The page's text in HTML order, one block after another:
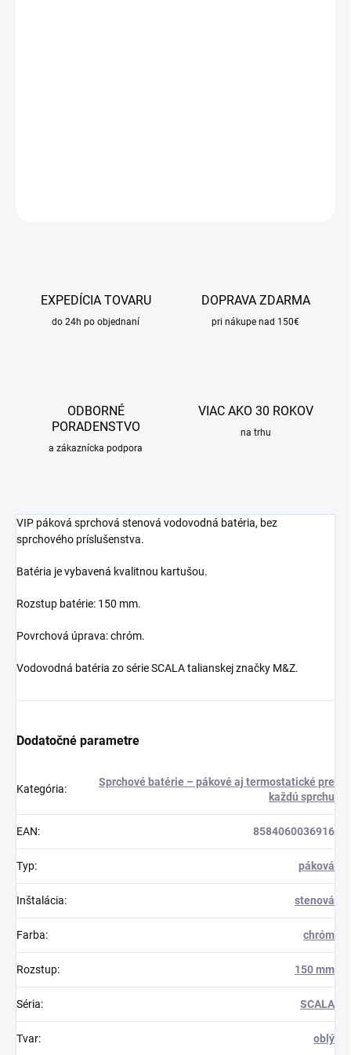
EXPEDÍCIA TOVARU
do 24h po objednaní
DOPRAVA ZDARMA
pri nákupe nad 150€
ODBORNÉ
PORADENSTVO
a zákaznícka podpora
VIAC AKO 30 ROKOV
na trhu
VIP páková sprchová stenová vodovodná batéria, bez
sprchového príslušenstva.
Batéria je vybavená kvalitnou kartušou.
Rozstup batérie: 150 mm.
Povrchová úprava: chróm.
Vodovodná batéria zo série SCALA talianskej značky M&Z.
Dodatočné parametre
Kategória:
Sprchové batérie – pákové aj termostatické pre
každú sprchu
EAN: 8584060036916
Typ: páková
Inštalácia: stenová
Farba: chróm
Rozstup: 150 mm
Séria: SCALA
Tvar: oblý